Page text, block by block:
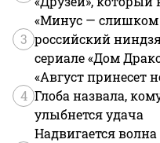
3
«Минус — слишком
российский
сериале «Дом
4
«Август принесет
Глоба назвала,
улыбнется удача
Надвигается